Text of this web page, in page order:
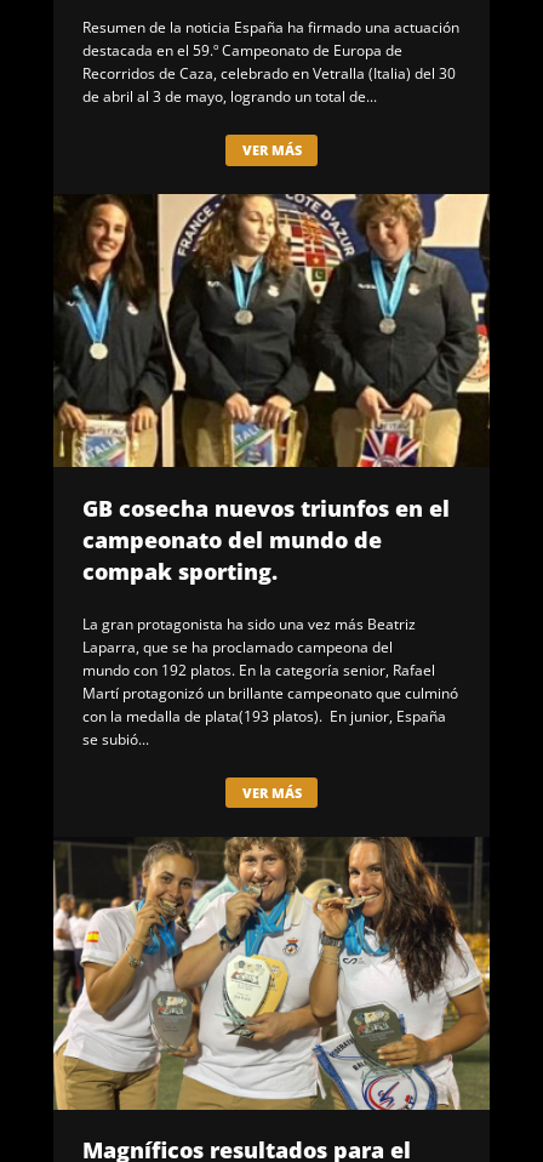
Resumen de la noticia España ha firmado una actuación
destacada en el 59.º Campeonato de Europa de
Recorridos de Caza, celebrado en Vetralla (Italia) del 30
de abril al 3 de mayo, logrando un total de...
VER MÁS
GB cosecha nuevos triunfos en el
campeonato del mundo de
compak sporting.
La gran protagonista ha sido una vez más Beatriz
Laparra, que se ha proclamado campeona del
mundo con 192 platos. En la categoría senior, Rafael
Martí protagonizó un brillante campeonato que culminó
con la medalla de plata(193 platos). En junior, España
se subió...
VER MÁS
Magníficos resultados para el